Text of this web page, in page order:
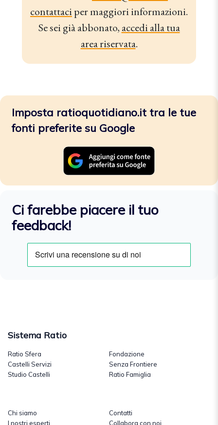
contattaciper maggiori informazioni.
Se sei già abbonato, accedi alla tua
area riservata.
Imposta ratioquotidiano.it tra le tue
fonti preferite su Google
Ci farebbe piacere il tuo
feedback!
Sistema Ratio
Ratio Sfera
Castelli Servizi
Studio Castelli
Fondazione
Senza Frontiere
Ratio Famiglia
Chi siamo
I nostri esperti
Contatti
Collabora con noi